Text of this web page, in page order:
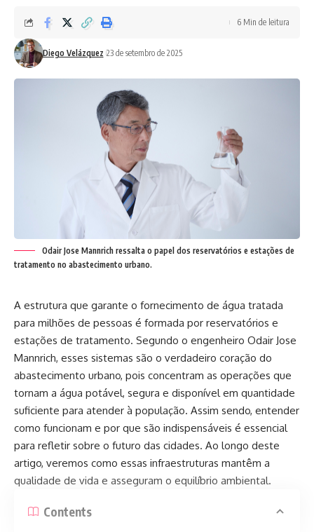
Diego Velázquez 23 de setembro de 2025
6 Min de leitura
Odair Jose Mannrich ressalta o papel dos reservatórios e estações de
tratamento no abastecimento urbano.
A estrutura que garante o fornecimento de água tratada
para milhões de pessoas é formada por reservatórios e
estações de tratamento. Segundo o engenheiro Odair Jose
Mannrich, esses sistemas são o verdadeiro coração do
abastecimento urbano, pois concentram as operações que
tornam a água potável, segura e disponível em quantidade
suficiente para atender à população. Assim sendo, entender
como funcionam e por que são indispensáveis é essencial
para refletir sobre o futuro das cidades. Ao longo deste
artigo, veremos como essas infraestruturas mantêm a
qualidade de vida e asseguram o equilíbrio ambiental.
Contents